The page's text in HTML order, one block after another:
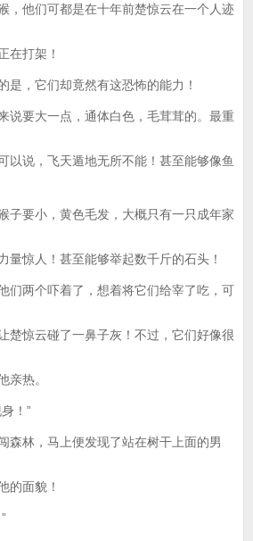
他们可都是在十年前楚惊云在一个人迹
在打架！
，它们却竟然有这恐怖的能力！
要大一点，通体白色，毛茸茸的。最重
以说，飞天遁地无所不能！甚至能够像鱼
要小，黄色毛发，大概只有一只成年家
量惊人！甚至能够举起数千斤的石头！
两个吓着了，想着将它们给宰了吃，可
楚惊云碰了一鼻子灰！不过，它们好像很
亲热。
！”
林，马上便发现了站在树干上面的男
的面貌！